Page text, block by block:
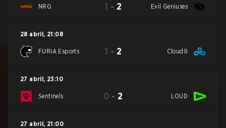
NRG 1 - 2 Evil Geniuses
28 abril, 21:08
FURIA Esports 1 - 2 Cloud9
27 abril, 23:10
Sentinels 0 - 2 LOUD
27 abril, 21:00